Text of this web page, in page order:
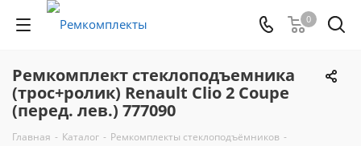
0
Ремкомплект стеклоподъемника
(трос+ролик) Renault Clio 2 Coupe
(перед. лев.) 777090
Главная - Каталог - Ремкомплекты стеклоподъёмников -